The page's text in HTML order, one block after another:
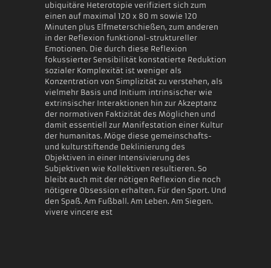
ubiquitäre Heterotopie verifiziert sich zum
einen auf maximal 120 x 80 m sowie 120
Minuten plus Elfmeterschießen, zum anderen
in der Reflexion funktional-struktureller
Emotionen. Die durch diese Reflexion
fokussierter Sensibilität konstatierte Reduktion
sozialer Komplexität ist weniger als
Konzentration von Simplizität zu verstehen, als
vielmehr Basis und Initium intrinsischer wie
extrinsischer Interaktionen hin zur Akzeptanz
der normativen Faktizität des Möglichen und
damit essentiell zur Manifestation einer Kultur
der humanitas. Möge diese gemeinschafts-
und kulturstiftende Deklinierung des
Objektiven in einer Intensivierung des
Subjektiven wie Kollektiven resultieren. So
bleibt auch mit der nötigen Reflexion die noch
nötigere Obsession erhalten. Für den Sport. Und
den Spaß. Am Fußball. Am Leben. Am Siegen.
vivere vincere est